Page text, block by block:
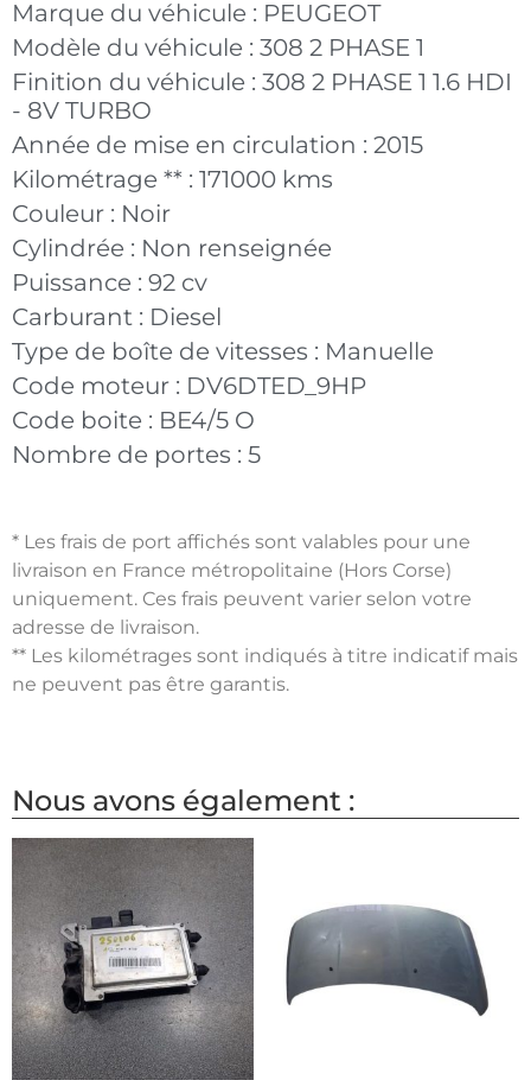
Marque du véhicule : PEUGEOT
Modèle du véhicule : 308 2 PHASE 1
Finition du véhicule : 308 2 PHASE 1 1.6 HDI
- 8V TURBO
Année de mise en circulation : 2015
Kilométrage ** : 171000 kms
Couleur : Noir
Cylindrée : Non renseignée
Puissance : 92 cv
Carburant : Diesel
Type de boîte de vitesses : Manuelle
Code moteur : DV6DTED_9HP
Code boite : BE4/5 O
Nombre de portes : 5
* Les frais de port affichés sont valables pour une
livraison en France métropolitaine (Hors Corse)
uniquement. Ces frais peuvent varier selon votre
adresse de livraison.
** Les kilométrages sont indiqués à titre indicatif mais
ne peuvent pas être garantis.
Nous avons également :